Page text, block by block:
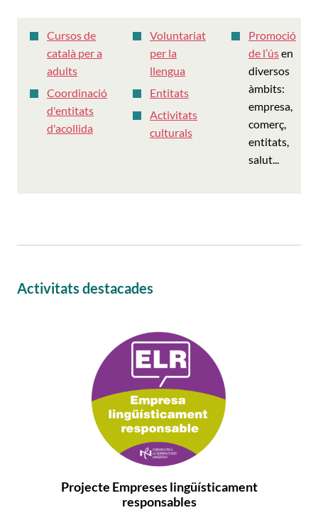
Cursos de
català per a
adults
Coordinació
d'entitats
d'acollida
Voluntariat
per la
llengua
Entitats
Activitats
culturals
Promoció
de l’úsen
diversos
àmbits:
empresa,
comerç,
entitats,
salut...
Activitats destacades
Projecte Empreses lingüísticament
responsables